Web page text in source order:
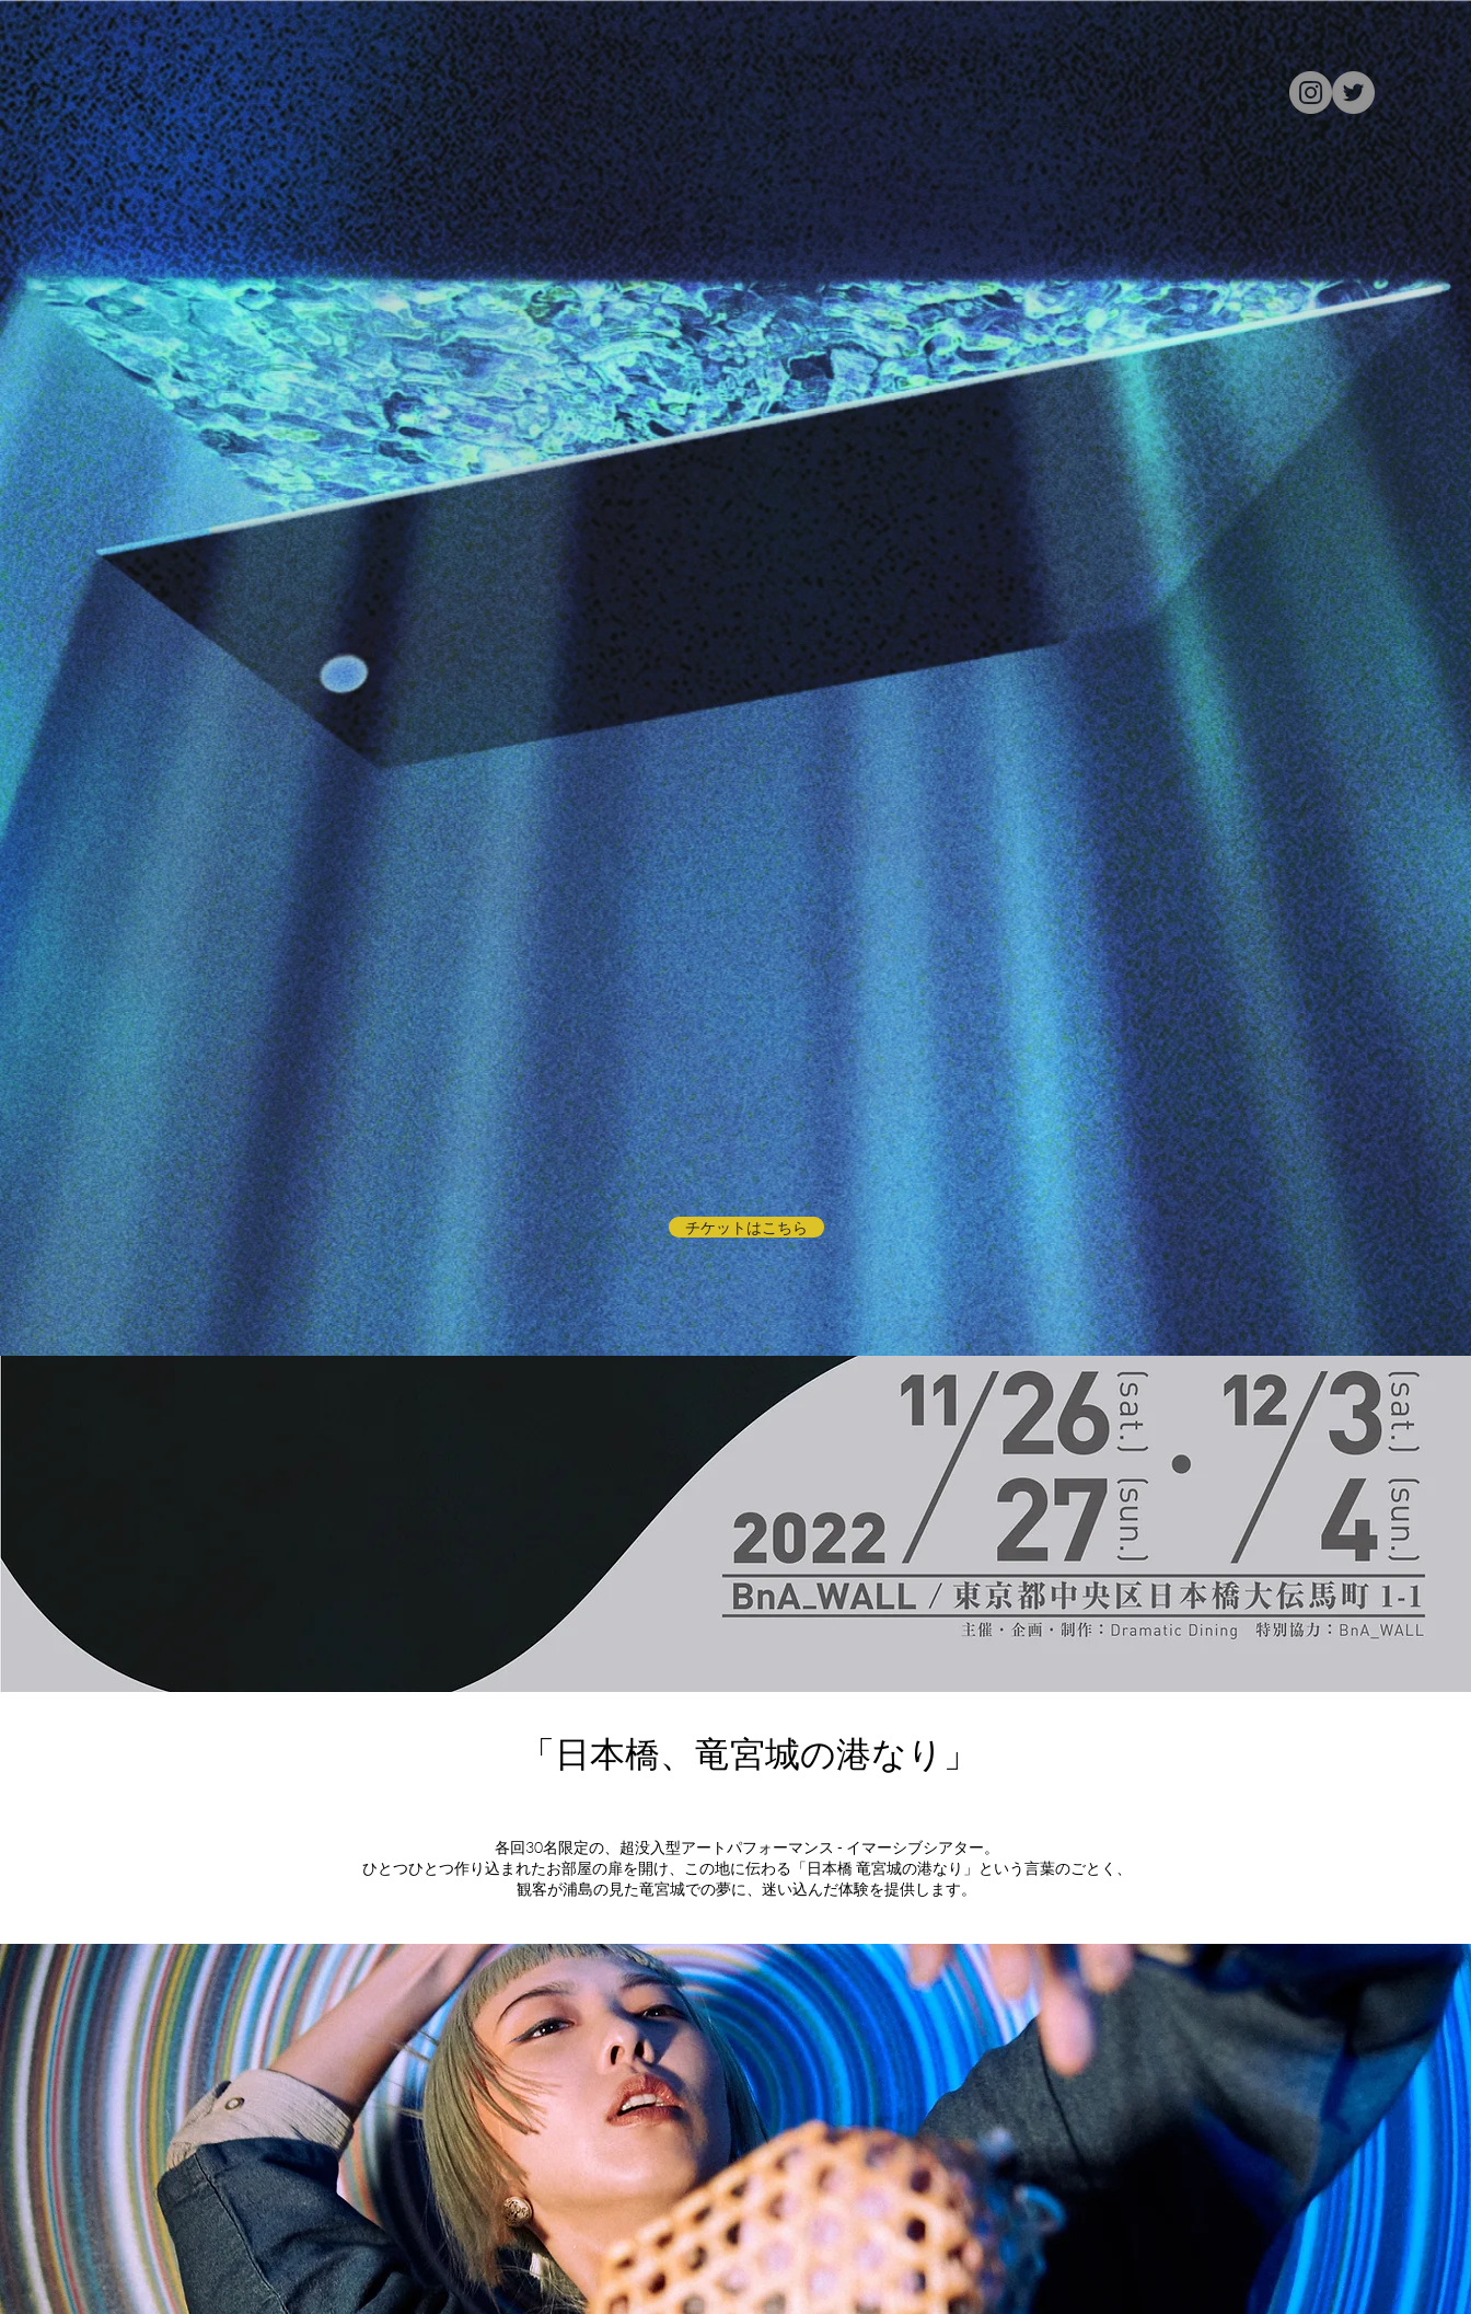
チケットはこちら
「日本橋、竜宮城の港なり」
各回30名限定の、超没入型アートパフォーマンス - イマーシブシアター。
ひとつひとつ作り込まれたお部屋の扉を開け、この地に伝わる「日本橋 竜宮城の港なり」という言葉のごとく、
観客が浦島の見た竜宮城での夢に、迷い込んだ体験を提供します。